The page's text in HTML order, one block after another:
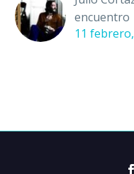
encuentro
11